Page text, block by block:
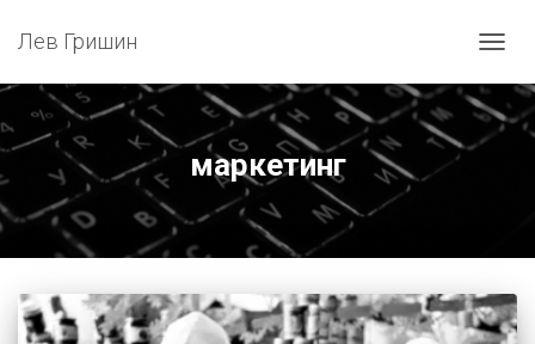
Лев Гришин
маркетинг